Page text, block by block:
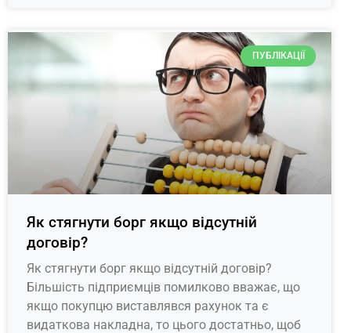
ПУБЛІКАЦІЇ
Як стягнути борг якщо відсутній
договір?
Як стягнути борг якщо відсутній договір?
Більшість підприємців помилково вважає, що
якщо покупцю виставлявся рахунок та є
видаткова накладна, то цього достатньо, щоб